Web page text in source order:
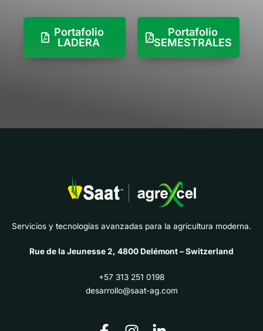
Portafolio
LADERA
Portafolio
SEMESTRALES
Servicios y tecnologías avanzadas para la agricultura moderna.
Rue de la Jeunesse 2, 4800 Delémont – Switzerland
+57 313 251 0198
desarrollo@saat-ag.com